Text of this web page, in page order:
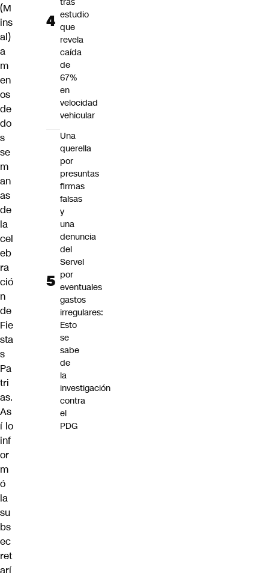
(M
ins
al)
a
m
en
os
de
do
s
se
m
an
as
de
la
cel
eb
ra
ció
n
de
Fie
sta
s
Pa
tri
as.
As
í lo
inf
or
m
ó
la
su
bs
ec
ret
estudio
que
revela
caída
de
67%
en
velocidad
vehicular
Una
querella
por
presuntas
firmas
falsas
y
una
denuncia
del
Servel
por
eventuales
gastos
irregulares:
Esto
se
sabe
de
la
investigación
contra
el
PDG